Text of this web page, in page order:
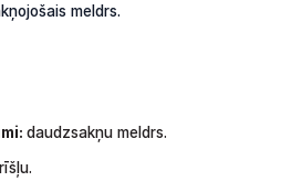
meldrs.
daudzsakņu meldrs.